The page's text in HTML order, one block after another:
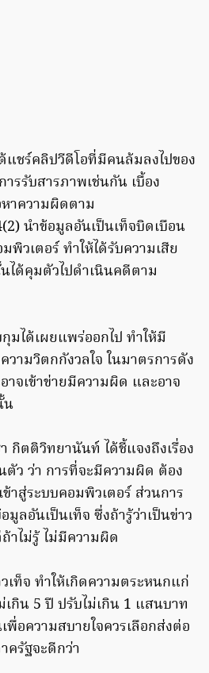
ชร์คลิปวีดีโอที่มีคนล้มลงไปของ
ารรับสารภาพเช่นกัน เบื้อง
าความผิดตาม
นำข้อมูลอันเป็นเท็จบิดเบือน
พิวเตอร์ ทำให้ได้รับความเสีย
ได้คุมตัวไปดำเนินคดีตาม
มได้เผยแพร่ออกไป ทำให้มี
วามวิตกกังวลใจ ในมาตรการดัง
าจเข้าข่ายมีความผิด และอาจ
น
กิตติวิทยานันท์ ได้ชี้แจงถึงเรื่อง
ว ว่า การที่จะมีความผิด ต้อง
าสู่ระบบคอมพิวเตอร์ ส่วนการ
มูลอันเป็นเท็จ ซึ่งถ้ารู้ว่าเป็นข่าว
าไม่รู้ ไม่มีความผิด
เท็จ ทำให้เกิดความตระหนกแก่
กิน 5 ปี ปรับไม่เกิน 1 แสนบาท
อความสบายใจควรเลือกส่งต่อ
ครัฐจะดีกว่า